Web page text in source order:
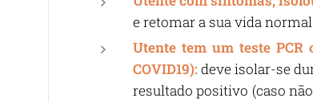
e retomar a sua vida
Utente tem um teste
COVID19):deve isolar-se
resultado positivo (caso